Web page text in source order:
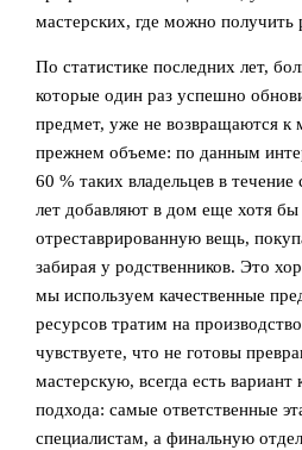
мастерских, где можно получить
По статистике последних лет,
которые один раз успешно
предмет, уже не возвращаются к
прежнем объеме: по данным
60 % таких владельцев в
лет добавляют в дом еще хотя
отреставрированную вещь,
забирая у родственников. Это
мы используем качественные
ресурсов тратим на
чувствуете, что не готовы
мастерскую, всегда есть
подхода: самые ответственные
специалистам, а финальную